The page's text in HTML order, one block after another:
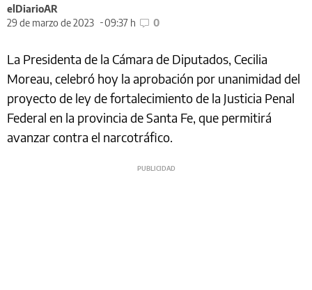
elDiarioAR
29 de marzo de 2023
09:37 h 0
La Presidenta de la Cámara de Diputados, Cecilia
Moreau, celebró hoy la aprobación por unanimidad del
proyecto de ley de fortalecimiento de la Justicia Penal
Federal en la provincia de Santa Fe, que permitirá
avanzar contra el narcotráfico.